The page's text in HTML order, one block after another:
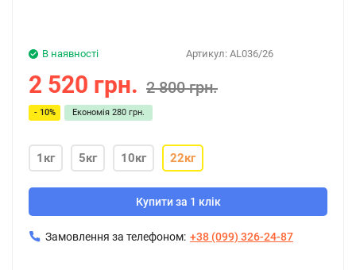
Артикул: AL036/26
В наявності
2 520 грн. 2 800 грн.
- 10% Економія 280 грн.
1кг 5кг 10кг 22кг
Купити за 1 клік
Замовлення за телефоном: +38 (099) 326-24-87